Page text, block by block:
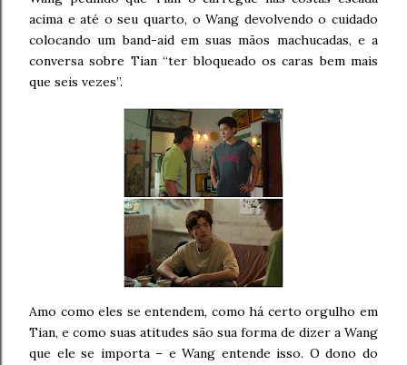
acima e até o seu quarto, o Wang devolvendo o cuidado
colocando um band-aid em suas mãos machucadas, e a
conversa sobre Tian “ter bloqueado os caras bem mais
que seis vezes”.
Amo como eles se entendem, como há certo orgulho em
Tian, e como suas atitudes são sua forma de dizer a Wang
que ele se importa – e Wang entende isso. O dono do